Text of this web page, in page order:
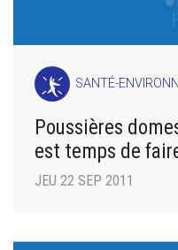
SANTÉ-
Poussières
est temps de
JEU 22 SEP 2011